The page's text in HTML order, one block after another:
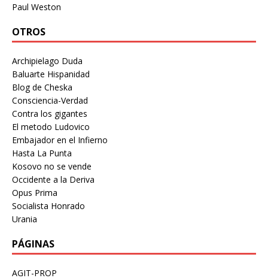
Paul Weston
OTROS
Archipielago Duda
Baluarte Hispanidad
Blog de Cheska
Consciencia-Verdad
Contra los gigantes
El metodo Ludovico
Embajador en el Infierno
Hasta La Punta
Kosovo no se vende
Occidente a la Deriva
Opus Prima
Socialista Honrado
Urania
PÁGINAS
AGIT-PROP